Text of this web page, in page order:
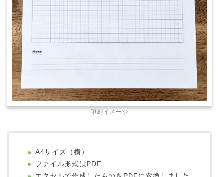
印刷イメージ
A4サイズ（横）
ファイル形式はPDF